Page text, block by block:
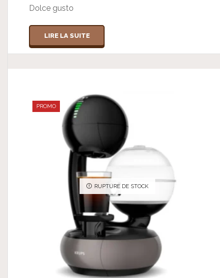
900.00MAD.
Dolce gusto
LIRE LA SUITE
RUPTURE DE STOCK
PROMO